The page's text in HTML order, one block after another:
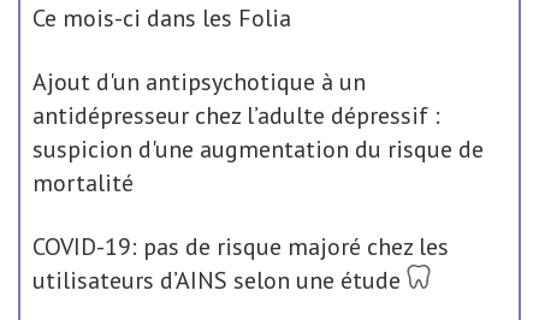
Ce mois-ci dans les Folia
Ajout d'un antipsychotique à un
antidépresseur chez l’adulte dépressif :
suspicion d'une augmentation du risque de
mortalité
COVID-19: pas de risque majoré chez les
utilisateurs d’AINS selon une étude